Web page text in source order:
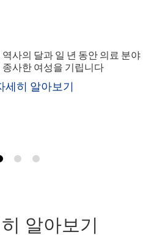
역사의 달과 일 년 동안 의료 분야
종사한 여성을 기립니다
세히 알아보기
알아보기